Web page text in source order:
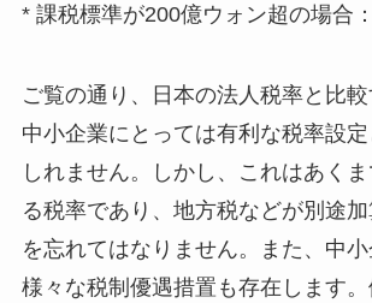
* 課税標準が200億ウォン超の場合
ご覧の通り、日本の法人税率と比
中小企業にとっては有利な税率設
しれません。しかし、これはあく
る税率であり、地方税などが別途
を忘れてはなりません。また、中
様々な税制優遇措置も存在します